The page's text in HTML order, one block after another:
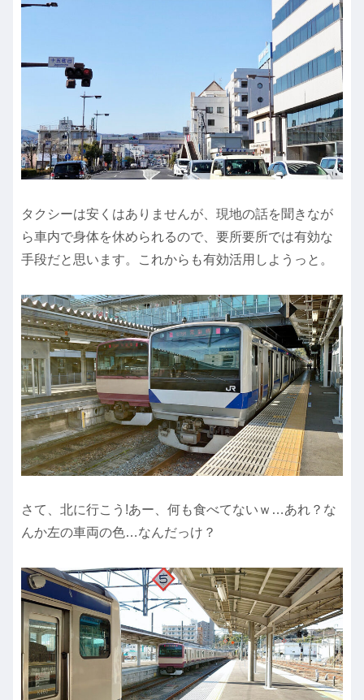
タクシーは安くはありませんが、現地の話を聞きなが
ら車内で身体を休められるので、要所要所では有効な
手段だと思います。これからも有効活用しようっと。
さて、北に行こう!あー、何も食べてないｗ…あれ？な
んか左の車両の色…なんだっけ？